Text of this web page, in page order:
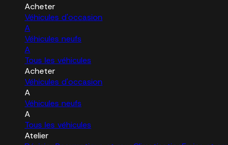
Acheter
Véhicules d'occasion
A
Véhicules neufs
A
Tous les véhicules
Acheter
Véhicules d'occasion
A
Véhicules neufs
A
Tous les véhicules
Atelier